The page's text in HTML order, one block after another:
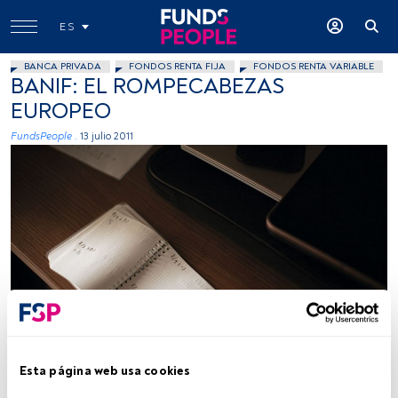
Esta página web usa cookies
ES
BANCA PRIVADA FONDOS RENTA FIJA FONDOS RENTA VARIABLE
BANIF: EL ROMPECABEZAS
EUROPEO
FundsPeople . 13 julio 2011
Tiempo lectura: 5 min.